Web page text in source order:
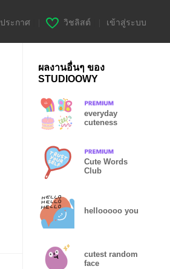
ประกาศ วิชลิสต์ เข้าสู่ระบบ
ผลงานอื่นๆ ของ
STUDIOOWY
everyday
cuteness
Cute Words
Club
hellooooo you
cutest random
face